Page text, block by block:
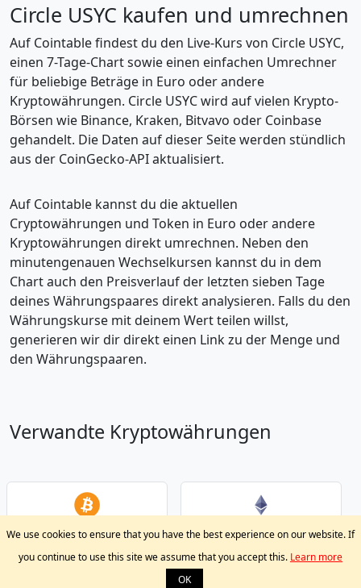
Circle USYC kaufen und umrechnen
Auf Cointable findest du den Live-Kurs von Circle USYC,
einen 7-Tage-Chart sowie einen einfachen Umrechner
für beliebige Beträge in Euro oder andere
Kryptowährungen. Circle USYC wird auf vielen Krypto-
Börsen wie Binance, Kraken, Bitvavo oder Coinbase
gehandelt. Die Daten auf dieser Seite werden stündlich
aus der CoinGecko-API aktualisiert.
Auf Cointable kannst du die aktuellen
Cryptowährungen und Token in Euro oder andere
Kryptowährungen direkt umrechnen. Neben den
minutengenauen Wechselkursen kannst du in dem
Chart auch den Preisverlauf der letzten sieben Tage
deines Währungspaares direkt analysieren. Falls du den
Währungskurse mit deinem Wert teilen willst,
generieren wir dir direkt einen Link zu der Menge und
den Währungspaaren.
Verwandte Kryptowährungen
Bitcoin Ethereum
We use cookies to ensure that you have the best experience on our website. If
you continue to use this site we assume that you accept this. Learn more
OK